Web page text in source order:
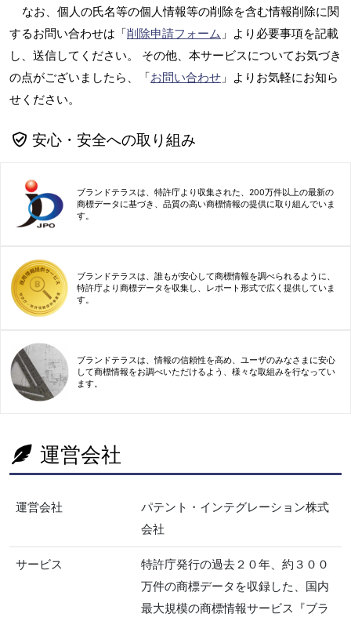
なお、個人の氏名等の個人情報等の削除を含む情報削除に関
するお問い合わせは「削除申請フォーム 」より必要事項を記載
し、送信してください。 その他、本サービスについてお気づき
の点がございましたら、「お問い合わせ 」よりお気軽にお知ら
せください。
安心・安全への取り組み
ブランドテラスは、特許庁より収集された、200万件以上の最新の
商標データに基づき、品質の高い商標情報の提供に取り組んでいま
す。
ブランドテラスは、誰もが安心して商標情報を調べられるように、
特許庁より商標データを収集し、レポート形式で広く提供していま
す。
ブランドテラスは、情報の信頼性を高め、ユーザのみなさまに安心
して商標情報をお調べいただけるよう、様々な取組みを行なってい
ます。
運営会社
運営会社
パテント・インテグレーション株式
会社
サービス
特許庁発行の過去２０年、約３００
万件の商標データを収録した、国内
最大規模の商標情報サービス『ブラ